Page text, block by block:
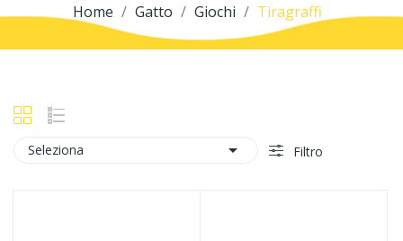
Home Gatto Giochi Tiragraffi
Seleziona  Filtro